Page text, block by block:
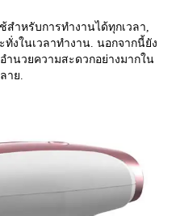
สำหรับการทำงานได้ทุกเวลา,
งในเวลาทำงาน. นอกจากนี้ยัง
ำนวยความสะดวกอย่างมากใน
าย.